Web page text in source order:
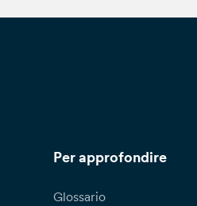
Per approfondire
Glossario